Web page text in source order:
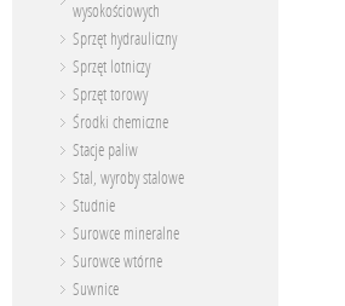
wysokościowych
Sprzęt hydrauliczny
Sprzęt lotniczy
Sprzęt torowy
Środki chemiczne
Stacje paliw
Stal, wyroby stalowe
Studnie
Surowce mineralne
Surowce wtórne
Suwnice